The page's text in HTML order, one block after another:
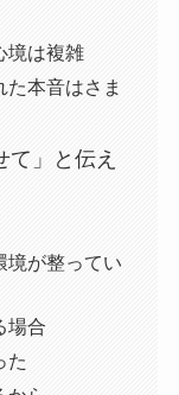
境は複雑
た本音はさま
」と伝え
境が整ってい
場合
た